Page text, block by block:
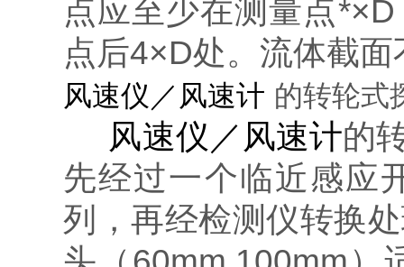
点应至少在测量点
点后4×D处。流体截
风速仪／风速计 的转轮式
风速仪／风速计的
先经过一个临近感应
列，再经检测仪转换